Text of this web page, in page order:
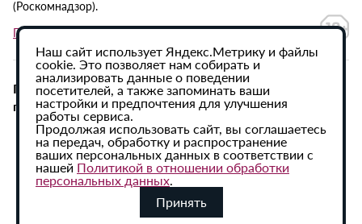
(Роскомнадзор).
Политика в отношении обработки персональных данных
При использовании материалов сайта активная
гиперссылка на ИА «Регион 64» обязательна.
Наш сайт использует Яндекс.Метрику и файлы
cookie. Это позволяет нам собирать и
анализировать данные о поведении
посетителей, а также запоминать ваши
настройки и предпочтения для улучшения
работы сервиса.
Продолжая использовать сайт, вы соглашаетесь
на передач, обработку и распространение
ваших персональных данных в соответствии с
нашей Политикой в отношении обработки
персональных данных.
Принять